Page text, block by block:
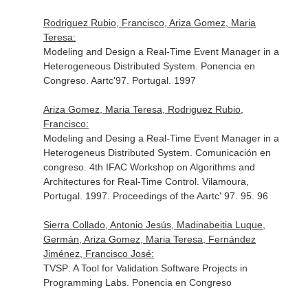
Rodriguez Rubio, Francisco, Ariza Gomez, Maria
Teresa:
Modeling and Design a Real-Time Event Manager in a
Heterogeneous Distributed System. Ponencia en
Congreso. Aartc'97. Portugal. 1997
Ariza Gomez, Maria Teresa, Rodriguez Rubio,
Francisco:
Modeling and Desing a Real-Time Event Manager in a
Heterogeneus Distributed System. Comunicación en
congreso. 4th IFAC Workshop on Algorithms and
Architectures for Real-Time Control. Vilamoura,
Portugal. 1997. Proceedings of the Aartc' 97. 95. 96
Sierra Collado, Antonio Jesús, Madinabeitia Luque,
Germán, Ariza Gomez, Maria Teresa, Fernández
Jiménez, Francisco José:
TVSP: A Tool for Validation Software Projects in
Programming Labs. Ponencia en Congreso